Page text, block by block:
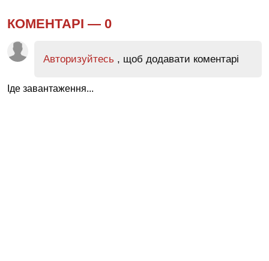
КОМЕНТАРІ — 0
Авторизуйтесь , щоб додавати коментарі
Іде завантаження...